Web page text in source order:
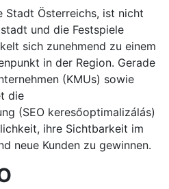
Österreichs, ist nicht
und die Festspiele
sich zunehmend zu einem
in der Region. Gerade
(KMUs) sowie
die
(SEO keresőoptimalizálás)
ihre Sichtbarkeit im
neue Kunden zu gewinnen.